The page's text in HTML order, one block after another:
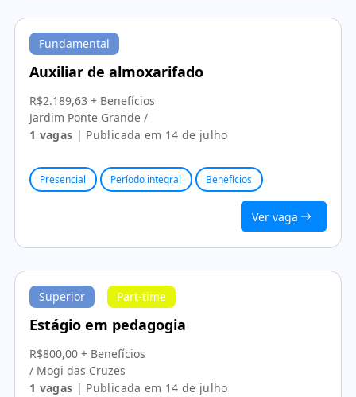
Fundamental
Auxiliar de almoxarifado
R$2.189,63 + Benefícios
Jardim Ponte Grande /
1 vagas | Publicada em 14 de julho
Presencial Período integral Benefícios
Ver vaga
Superior Part-time
Estágio em pedagogia
R$800,00 + Benefícios
/ Mogi das Cruzes
1 vagas | Publicada em 14 de julho